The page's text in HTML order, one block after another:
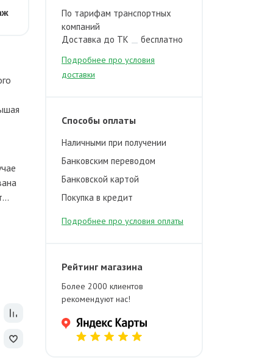
По тарифам транспортных
компаний
Доставка до ТК
бесплатно
Подробнее про условия
доставки
Способы оплаты
Наличными при получении
Банковским переводом
Банковской картой
Покупка в кредит
Подробнее про условия оплаты
Рейтинг магазина
Более 2000 клиентов
рекомендуют нас!